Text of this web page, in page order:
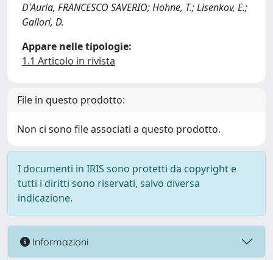
D'Auria, FRANCESCO SAVERIO; Hohne, T.; Lisenkov, E.;
Gallori, D.
Appare nelle tipologie:
1.1 Articolo in rivista
File in questo prodotto:
Non ci sono file associati a questo prodotto.
I documenti in IRIS sono protetti da copyright e
tutti i diritti sono riservati, salvo diversa
indicazione.
Informazioni